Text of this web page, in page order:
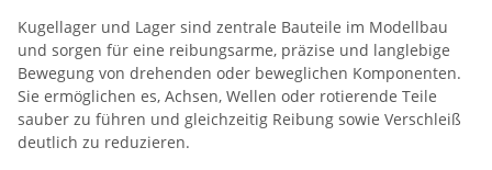
Kugellager und Lager sind zentrale Bauteile im Modellbau
und sorgen für eine reibungsarme, präzise und langlebige
Bewegung von drehenden oder beweglichen Komponenten.
Sie ermöglichen es, Achsen, Wellen oder rotierende Teile
sauber zu führen und gleichzeitig Reibung sowie Verschleiß
deutlich zu reduzieren.